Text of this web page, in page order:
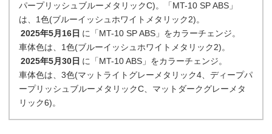
パープリッシュブルーメタリックC)。「MT-10 SP ABS」
は、1色(ブルーイッシュホワイトメタリック2)。
2025年5月16日 に「MT-10 SP ABS」をカラーチェンジ。
車体色は、1色(ブルーイッシュホワイトメタリック2)。
2025年5月30日 に「MT-10 ABS」をカラーチェンジ。
車体色は、3色(マットライトグレーメタリック4、ディープパ
ープリッシュブルーメタリックC、マットダークグレーメタ
リック6)。